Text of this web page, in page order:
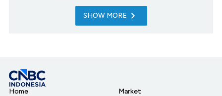
SHOW MORE
Home
Market